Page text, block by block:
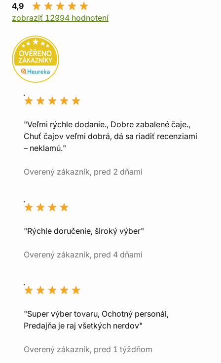
4,9
zobraziť 12994 hodnotení
"Veľmi rýchle dodanie., Dobre zabalené čaje.,
Chuť čajov veľmi dobrá, dá sa riadiť recenziami
– neklamú."
Overený zákazník, pred 2 dňami
"Rýchle doručenie, široký výber"
Overený zákazník, pred 4 dňami
"Super výber tovaru, Ochotný personál,
Predajňa je raj všetkých nerdov"
Overený zákazník, pred 1 týždňom